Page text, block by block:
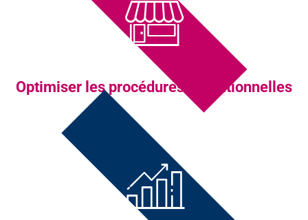
Optimiser les procédures opérationnelles